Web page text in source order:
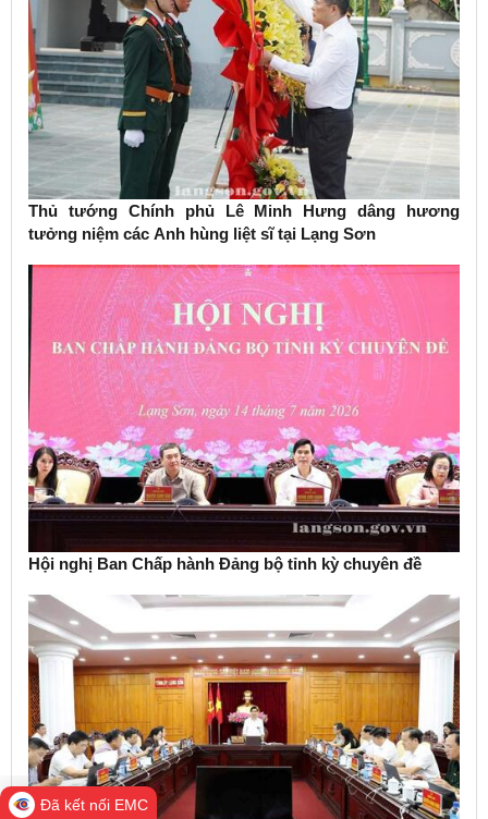
Thủ tướng Chính phủ Lê Minh Hưng dâng hương
tưởng niệm các Anh hùng liệt sĩ tại Lạng Sơn
Hội nghị Ban Chấp hành Đảng bộ tỉnh kỳ chuyên đề
Đã kết nối EMC